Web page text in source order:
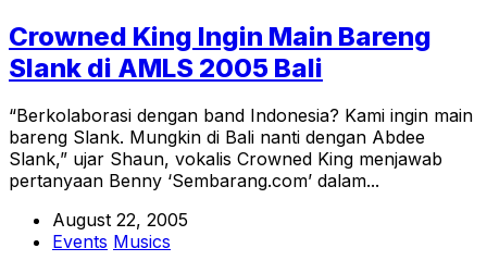
Crowned King Ingin Main Bareng
Slank di AMLS 2005 Bali
“Berkolaborasi dengan band Indonesia? Kami ingin main
bareng Slank. Mungkin di Bali nanti dengan Abdee
Slank,” ujar Shaun, vokalis Crowned King menjawab
pertanyaan Benny ‘Sembarang.com’ dalam...
August 22, 2005
Events Musics